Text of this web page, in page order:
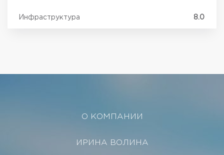
Инфраструктура 8.0
О КОМПАНИИ
ИРИНА ВОЛИНА